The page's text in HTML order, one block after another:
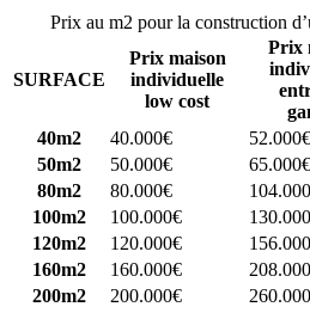
Prix au m2 pour la construction
SURFACE
Prix maison
individuelle
low cost
Prix
40m2
40.000€ 52.000€
50m2
50.000€ 65.000€
80m2
80.000€
100m2
100.000€
120m2
120.000€
160m2
160.000€
200m2
200.000€